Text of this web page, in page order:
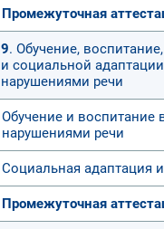
Промежуточная
9. Обучение,
и социальной
нарушениями речи
Обучение и
нарушениями речи
Социальная адаптация
Промежуточная